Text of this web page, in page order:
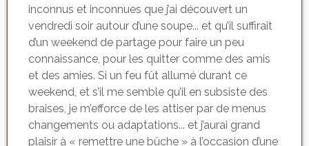
inconnus et inconnues que j’ai découvert un
vendredi soir autour d’une soupe... et qu’il suffirait
d’un weekend de partage pour faire un peu
connaissance, pour les quitter comme des amis
et des amies. Si un feu fût allumé durant ce
weekend, et s’il me semble qu’il en subsiste des
braises, je m’efforce de les attiser par de menus
changements ou adaptations... et j’aurai grand
plaisir à « remettre une bûche » à l’occasion d’une